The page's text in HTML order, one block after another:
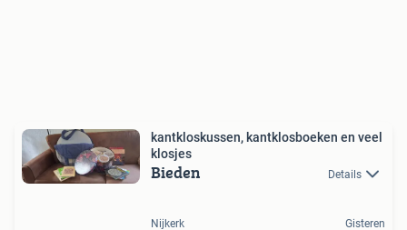
kantkloskussen, kantklosboeken en veel
klosjes
Bieden Details
Nijkerk Gisteren